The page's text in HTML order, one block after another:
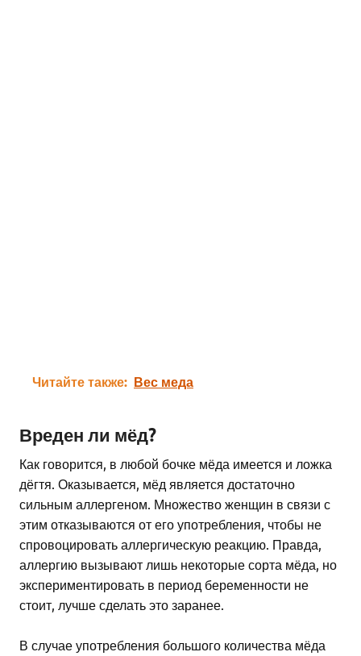
Читайте также: Вес меда
Вреден ли мёд?
Как говорится, в любой бочке мёда имеется и ложка
дёгтя. Оказывается, мёд является достаточно
сильным аллергеном. Множество женщин в связи с
этим отказываются от его употребления, чтобы не
спровоцировать аллергическую реакцию. Правда,
аллергию вызывают лишь некоторые сорта мёда, но
экспериментировать в период беременности не
стоит, лучше сделать это заранее.
В случае употребления большого количества мёда